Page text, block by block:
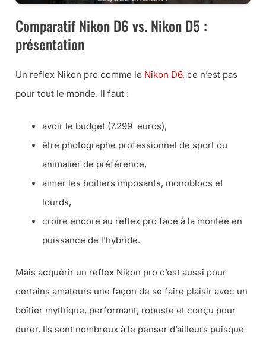
Comparatif Nikon D6 vs. Nikon D5 :
présentation
Un reflex Nikon pro comme le Nikon D6, ce n’est pas
pour tout le monde. Il faut :
avoir le budget (7.299 euros),
être photographe professionnel de sport ou
animalier de préférence,
aimer les boîtiers imposants, monoblocs et
lourds,
croire encore au reflex pro face à la montée en
puissance de l’hybride.
Mais acquérir un reflex Nikon pro c’est aussi pour
certains amateurs une façon de se faire plaisir avec un
boîtier mythique, performant, robuste et conçu pour
durer. Ils sont nombreux à le penser d’ailleurs puisque